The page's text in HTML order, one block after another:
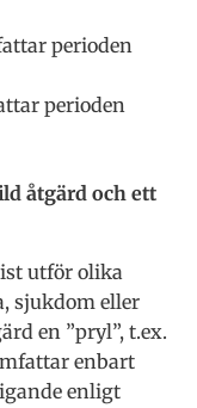
perioden
perioden
åtgärd och ett
utför olika
sjukdom eller
en ”pryl”, t.ex.
enbart
enligt